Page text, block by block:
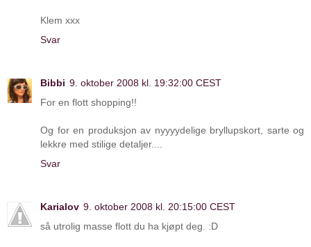
Klem xxx
Svar
Bibbi 9. oktober 2008 kl. 19:32:00 CEST
For en flott shopping!!
Og for en produksjon av nyyyydelige bryllupskort, sarte og
lekkre med stilige detaljer....
Svar
Karialov 9. oktober 2008 kl. 20:15:00 CEST
så utrolig masse flott du ha kjøpt deg. :D